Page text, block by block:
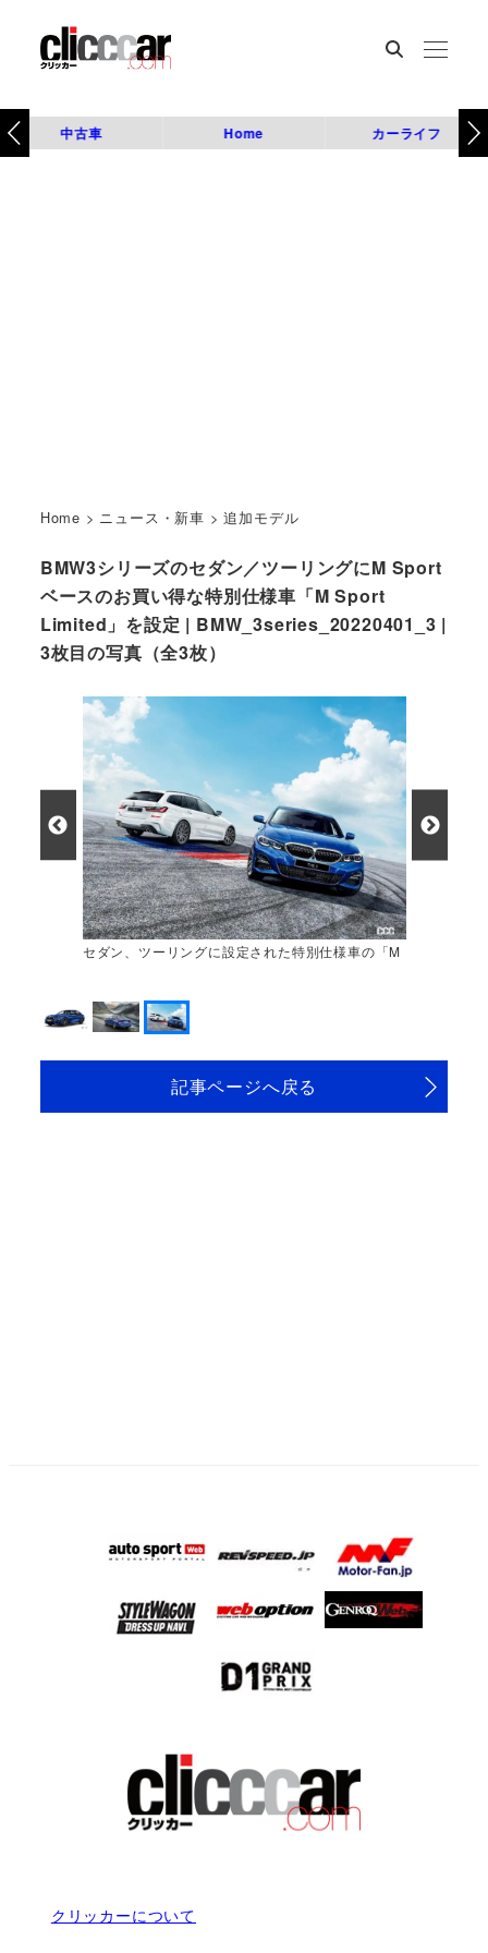
中古車 Home カーライフ
Home > ニュース・新車 >追加モデル
BMW3シリーズのセダン／ツーリングにM Sport
ベースのお買い得な特別仕様車「M Sport
Limited」を設定 | BMW_3series_20220401_3 |
3枚目の写真（全3枚）
セダン、ツーリングに設定された特別仕様車の「M
記事ページへ戻る
クリッカーについて